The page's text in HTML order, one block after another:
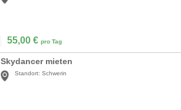
55,00 € pro Tag
Skydancer mieten
Standort: Schwerin